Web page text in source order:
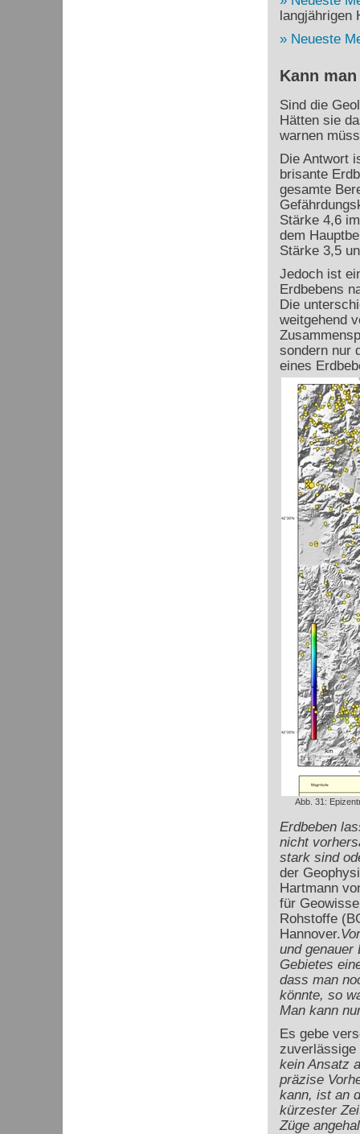
langjährigen
Neueste
Kann
Sind die
Hätten sie
warnen
Die Antwort
brisante
gesamte
Stärke 4,6
dem
Stärke 3,5
Jedoch ist
Erdbebens
Die
weitgehend
sondern nur
eines
Abb. 31:
Erdbeben
nicht
stark sind
der
Hartmann
für
Rohstoffe
Hannover.
und genauer
Gebietes
dass man
könnte, so
Man kann
Es gebe
kein Ansatz
präzise
kann, ist an
kürzester
Züge